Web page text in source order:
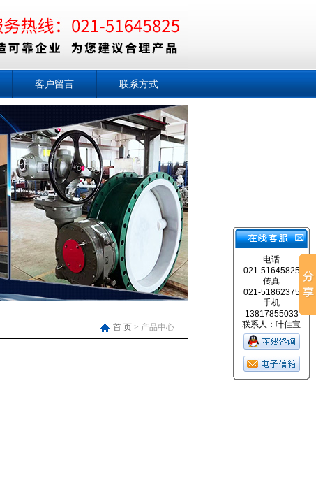
客户留言 联系方式
首 页 > 产品中心
电话
021-51645825
传真
021-51862375
手机
13817855033
联系人：叶佳宝